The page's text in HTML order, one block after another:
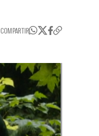
COMPARTIR